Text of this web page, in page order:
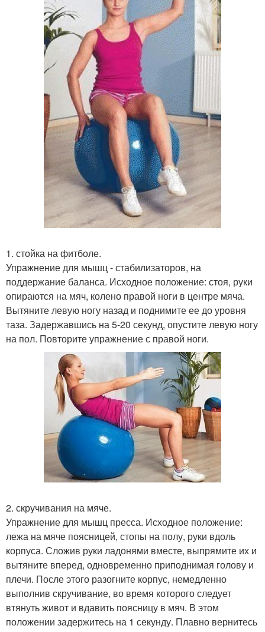
1. стойка на фитболе.
Упражнение для мышц - стабилизаторов, на
поддержание баланса. Исходное положение: стоя, руки
опираются на мяч, колено правой ноги в центре мяча.
Вытяните левую ногу назад и поднимите ее до уровня
таза. Задержавшись на 5-20 секунд, опустите левую ногу
на пол. Повторите упражнение с правой ноги.
2. скручивания на мяче.
Упражнение для мышц пресса. Исходное положение:
лежа на мяче поясницей, стопы на полу, руки вдоль
корпуса. Сложив руки ладонями вместе, выпрямите их и
вытяните вперед, одновременно приподнимая голову и
плечи. После этого разогните корпус, немедленно
выполнив скручивание, во время которого следует
втянуть живот и вдавить поясницу в мяч. В этом
положении задержитесь на 1 секунду. Плавно вернитесь